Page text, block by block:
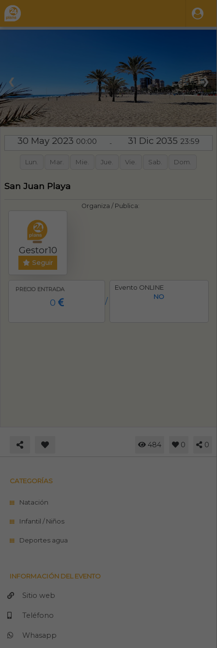
❮ ❯
30 May 2023 00:00 - 31 Dic 2035 23:59
Lun. Mar. Mie. Jue. Vie. Sab. Dom.
San Juan Playa
Organiza / Publica:
Gestor10
Seguir
PRECIO ENTRADA
0 /
Evento ONLINE
NO
484 0 0
CATEGORÍAS
Natación
Infantil / Niños
Deportes agua
INFORMACIÓN DEL EVENTO
Sitio web
Teléfono
Whasapp